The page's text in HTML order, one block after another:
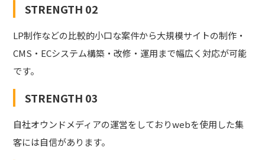
STRENGTH 02
LP制作などの比較的小口な案件から大規模サイトの制作・
CMS・ECシステム構築・改修・運用まで幅広く対応が可能
です。
STRENGTH 03
自社オウンドメディアの運営をしておりwebを使用した集
客には自信があります。